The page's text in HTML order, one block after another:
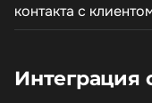
контакта с
Интеграция